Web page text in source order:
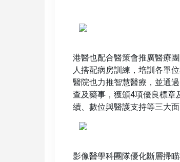
港醫也配合醫策會推廣醫療
人搭配病房訓練，培訓各單
醫院也力推智慧醫療，並通
查及藥事，獲頒4項優良標章
續、數位與醫護支持等三大
影像醫學科團隊優化斷層掃